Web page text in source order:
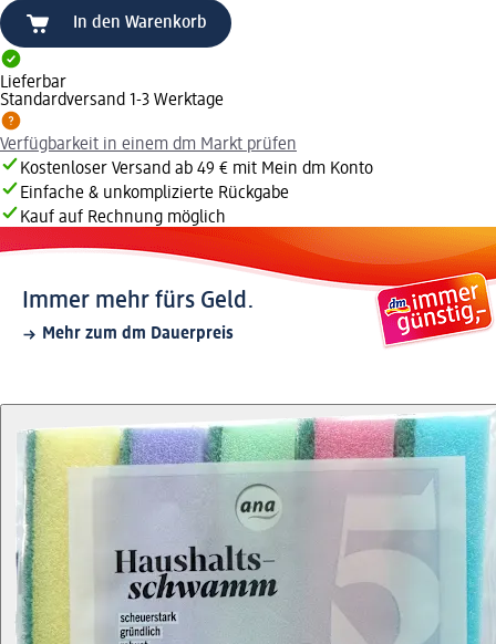
In den Warenkorb
Lieferbar
Standardversand 1-3 Werktage
Verfügbarkeit in einem dm Markt prüfen
Kostenloser Versand ab 49 € mit Mein dm Konto
Einfache & unkomplizierte Rückgabe
Kauf auf Rechnung möglich
Immer mehr fürs Geld.
Mehr zum dm Dauerpreis